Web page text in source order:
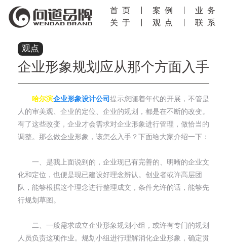
首页 案例
业务
关于
观点 联系
观点
企业形象规划应从那个方面入手
哈尔滨企业形象设计公司 提示您随着年代的开展，不管是
人的审美观、企业的定位、企业的规划，都是在不断的改变。
有了这些改变，企业才会需求对企业形象进行管理，做恰当的
调整。那么做企业形象，该怎么入手？下面给大家介绍一下：
一、是我上面说到的，企业现已有完善的、明晰的企业文
化和定位，也便是现已建设好理念辨认。创业者或许高层团
队，能够根据这个理念进行整理成文，条件允许的话，能够先
行规划草图。
二、一般需求成立企业形象规划小组，或许有专门的规划
人员负责这项作业。规划小组进行理解消化企业形象，确定贯